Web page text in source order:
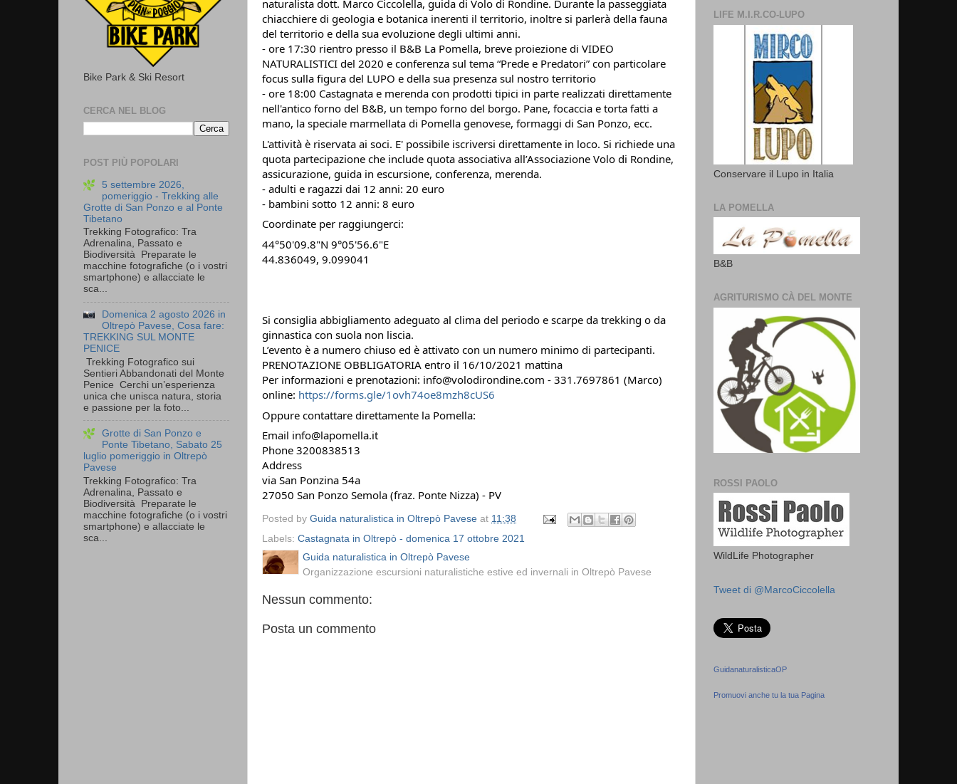
naturalista dott. Marco Ciccolella, guida di Volo di Rondine. Durante la passeggiata
chiacchiere di geologia e botanica inerenti il territorio, inoltre si parlerà della fauna
del territorio e della sua evoluzione degli ultimi anni.
- ore 17:30 rientro presso il B&B La Pomella, breve proiezione di VIDEO
NATURALISTICI del 2020 e conferenza sul tema “Prede e Predatori” con particolare
focus sulla figura del LUPO e della sua presenza sul nostro territorio
- ore 18:00 Castagnata e merenda con prodotti tipici in parte realizzati direttamente
nell'antico forno del B&B, un tempo forno del borgo. Pane, focaccia e torta fatti a
mano, la speciale marmellata di Pomella genovese, formaggi di San Ponzo, ecc.
L'attività è riservata ai soci. E' possibile iscriversi direttamente in loco. Si richiede una
quota partecipazione che include quota associativa all’Associazione Volo di Rondine,
assicurazione, guida in escursione, conferenza, merenda.
- adulti e ragazzi dai 12 anni: 20 euro
- bambini sotto 12 anni: 8 euro
Coordinate per raggiungerci:
44°50'09.8"N 9°05'56.6"E
44.836049, 9.099041
Si consiglia abbigliamento adeguato al clima del periodo e scarpe da trekking o da
ginnastica con suola non liscia.
L’evento è a numero chiuso ed è attivato con un numero minimo di partecipanti.
PRENOTAZIONE OBBLIGATORIA entro il 16/10/2021 mattina
Per informazioni e prenotazioni: info@volodirondine.com - 331.7697861 (Marco)
online: https://forms.gle/1ovh74oe8mzh8cUS6
Oppure contattare direttamente la Pomella:
Email info@lapomella.it
Phone 3200838513
Address
via San Ponzina 54a
27050 San Ponzo Semola (fraz. Ponte Nizza) - PV
Posted by Guida naturalistica in Oltrepò Pavese at 11:38
Labels: Castagnata in Oltrepò - domenica 17 ottobre 2021
Guida naturalistica in Oltrepò Pavese
Organizzazione escursioni naturalistiche estive ed invernali in Oltrepò Pavese
Nessun commento:
Posta un commento
Bike Park & Ski Resort
CERCA NEL BLOG
POST PIÙ POPOLARI
5 settembre 2026,
pomeriggio - Trekking alle
Grotte di San Ponzo e al Ponte
Tibetano
Trekking Fotografico: Tra
Adrenalina, Passato e
Biodiversità Preparate le
macchine fotografiche (o i vostri
smartphone) e allacciate le
sca...
Domenica 2 agosto 2026 in
Oltrepò Pavese, Cosa fare:
TREKKING SUL MONTE
PENICE
Trekking Fotografico sui
Sentieri Abbandonati del Monte
Penice Cerchi un’esperienza
unica che unisca natura, storia
e passione per la foto...
Grotte di San Ponzo e
Ponte Tibetano, Sabato 25
luglio pomeriggio in Oltrepò
Pavese
Trekking Fotografico: Tra
Adrenalina, Passato e
Biodiversità Preparate le
macchine fotografiche (o i vostri
smartphone) e allacciate le
sca...
LIFE M.I.R.CO-LUPO
Conservare il Lupo in Italia
LA POMELLA
B&B
AGRITURISMO CÀ DEL MONTE
ROSSI PAOLO
WildLife Photographer
Tweet di @MarcoCiccolella
GuidanaturalisticaOP
Promuovi anche tu la tua Pagina